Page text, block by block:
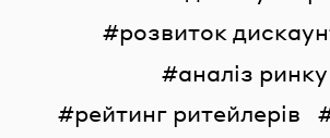
розвиток
аналіз ринку
рейтинг ритейлерів